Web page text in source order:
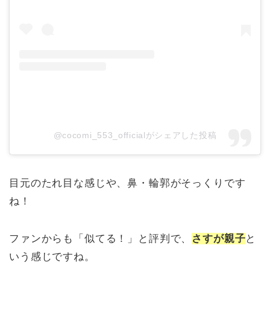
@cocomi_553_officialがシェアした投稿
目元のたれ目な感じや、鼻・輪郭がそっくりです
ね！
ファンからも「似てる！」と評判で、 さすが親子と
いう感じですね。